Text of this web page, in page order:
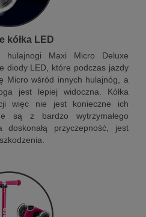
kółka LED
hulajnogi Maxi Micro Deluxe
diody LED, które podczas jazdy
Micro wśród innych hulajnóg, a
jest lepiej widoczna. Kółka
więc nie jest konieczne ich
są z bardzo wytrzymałego
doskonałą przyczepność, jest